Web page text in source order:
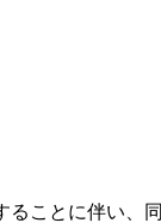
ことに伴い、